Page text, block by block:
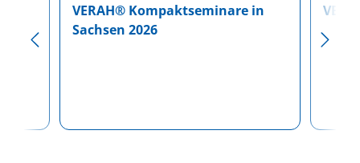
VERAH® Kompaktseminare in
Sachsen 2026